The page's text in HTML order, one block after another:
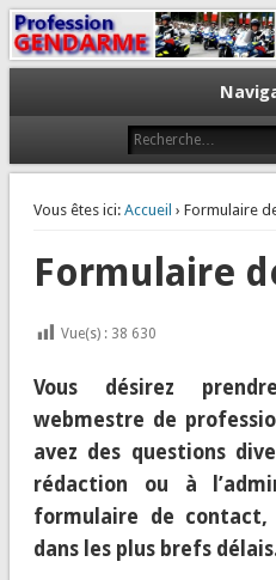
Profession
Le journal des gendarmes
Vous êtes ici: Accueil › Formulaire
Formulaire
Vue(s) : 38 630
Vous désirez
webmestre de
avez des questions
rédaction ou à
formulaire de contact,
dans les plus brefs